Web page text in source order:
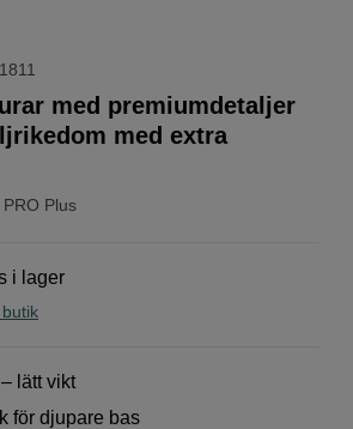
Plus
med premiumdetaljer
med extra
i lager
lätt vikt
för djupare bas